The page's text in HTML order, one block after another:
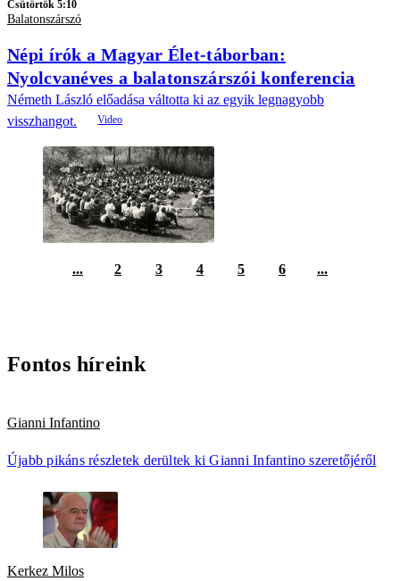
Csütörtök 5:10
Balatonszárszó
Népi írók a Magyar Élet-táborban:
Nyolcvanéves a balatonszárszói konferencia
Németh László előadása váltotta ki az egyik legnagyobb
visszhangot.
... 2 3 4 5 6 ...
Fontos híreink
Gianni Infantino
Újabb pikáns részletek derültek ki Gianni Infantino szeretőjéről
Kerkez Milos